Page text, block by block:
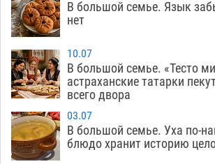
гандболисты крупно
09:00
Лидеры чеченской диаспоры в
осудили выходку молодого
Никольской
В большой семье. Язык
нет
10.07
В большой семье. «Тесто
астраханские татарки
всего двора
03.07
В большой семье. Уха по-
блюдо хранит историю